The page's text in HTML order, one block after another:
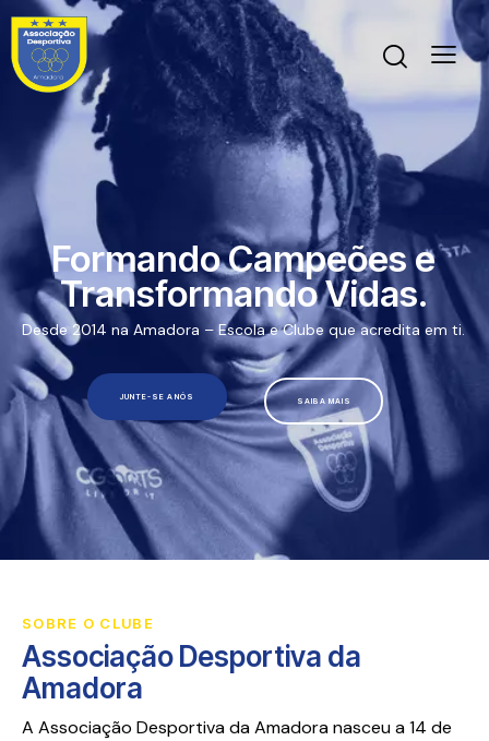
SAIBA MAIS
JUNTE-SE A NÓS
Desde 2014 na Amadora – Escola e Clube que acredita em ti.
Formando Campeões e
Transformando Vidas.
SOBRE O CLUBE
Associação Desportiva da
Amadora
A Associação Desportiva da Amadora nasceu a 14 de